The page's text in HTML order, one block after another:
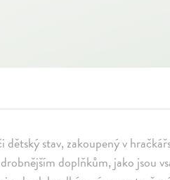
stav, zakoupený v
doplňkům, jako jsou